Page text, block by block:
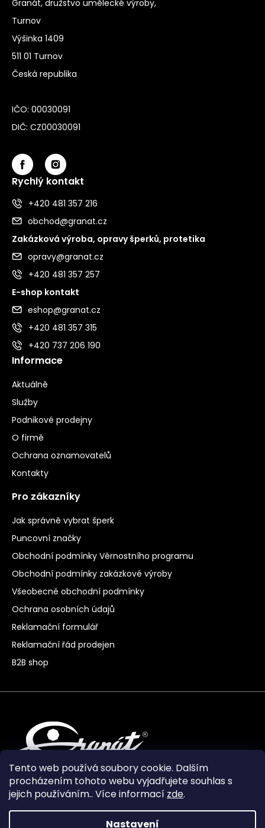
Tento web používá soubory cookie. Dalším
procházením tohoto webu vyjadřujete souhlas s
jejich používáním.. Více informací zde.
Nastavení
Granát, družstvo umělecké výroby,
Turnov
Výšinka 1409
511 01 Turnov
Česká republika
IČO: 00030091
DIČ: CZ00030091
Rychlý kontakt
+420 481 357 216
obchod@granat.cz
Zakázková výroba, opravy šperků, protetika
opravy@granat.cz
+420 481 357 257
E-shop kontakt
eshop@granat.cz
+420 481 357 315
+420 737 206 190
Informace
Aktuálně
Služby
Podnikové prodejny
O firmě
Ochrana oznamovatelů
Kontakty
Pro zákazníky
Jak správně vybrat šperk
Puncovní značky
Obchodní podmínky Věrnostního programu
Obchodní podmínky zakázkové výroby
Všeobecné obchodní podmínky
Ochrana osobních údajů
Reklamační formulář
Reklamační řád prodejen
B2B shop